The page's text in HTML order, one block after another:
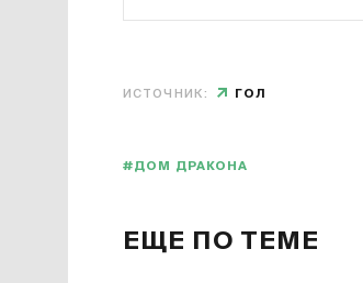
ИСТОЧНИК: ГОЛ
#ДОМ ДРАКОНА
ЕЩЕ ПО ТЕМЕ